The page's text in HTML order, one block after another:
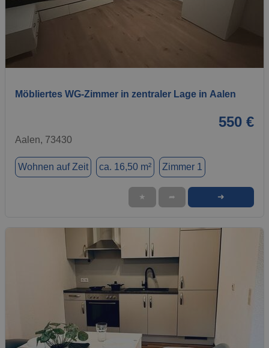
Möbliertes WG-Zimmer in zentraler Lage in Aalen
550 €
Aalen, 73430
Wohnen auf Zeit ca. 16,50 m² Zimmer 1
★ ➦ ➜